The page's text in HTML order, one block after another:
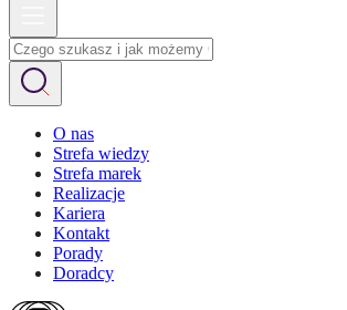
O nas
Strefa wiedzy
Strefa marek
Realizacje
Kariera
Kontakt
Porady
Doradcy